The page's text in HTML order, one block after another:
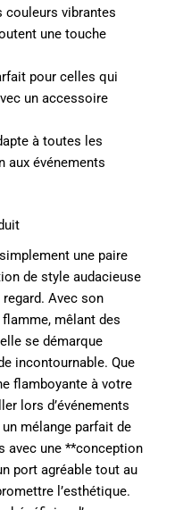
couleurs vibrantes
une touche
pour celles qui
un accessoire
à toutes les
aux événements
une paire
de style audacieuse
Avec son
mêlant des
se démarque
incontournable. Que
flamboyante à votre
lors d’événements
mélange parfait de
avec une **conception
port agréable tout au
l’esthétique.